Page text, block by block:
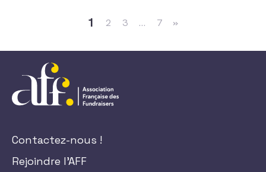
1 2 3 … 7 »
Contactez-nous !
Rejoindre l'AFF